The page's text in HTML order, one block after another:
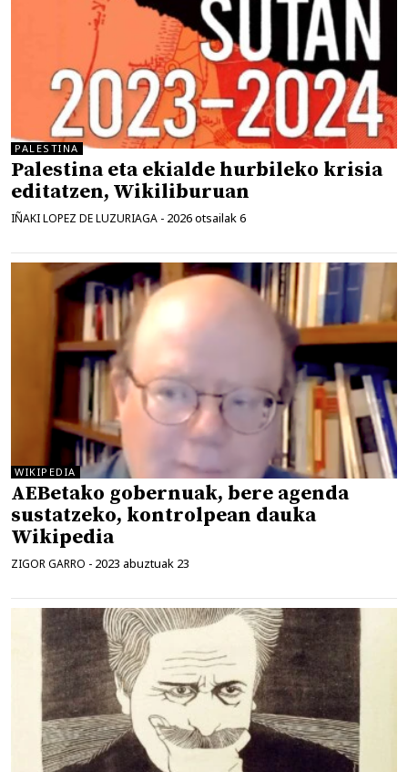
PALESTINA
Palestina eta ekialde hurbileko krisia
editatzen, Wikiliburuan
IÑAKI LOPEZ DE LUZURIAGA - 2026 otsailak 6
WIKIPEDIA
AEBetako gobernuak, bere agenda
sustatzeko, kontrolpean dauka
Wikipedia
ZIGOR GARRO - 2023 abuztuak 23